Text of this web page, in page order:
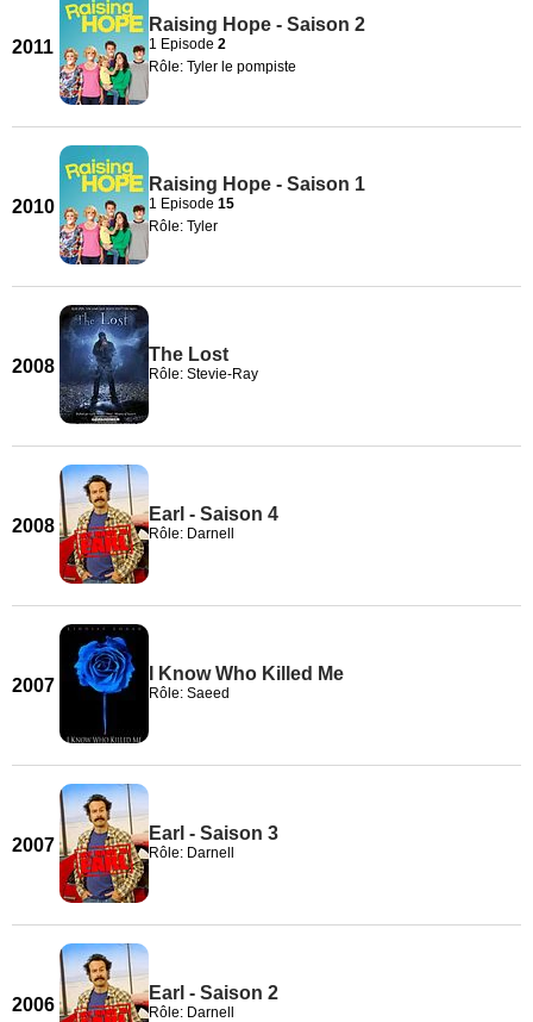
2011
Raising Hope - Saison 2
1 Episode 2
Rôle: Tyler le pompiste
2010
Raising Hope - Saison 1
1 Episode 15
Rôle: Tyler
2008
The Lost
Rôle: Stevie-Ray
2008
Earl - Saison 4
Rôle: Darnell
2007
I Know Who Killed Me
Rôle: Saeed
2007
Earl - Saison 3
Rôle: Darnell
2006
Earl - Saison 2
Rôle: Darnell